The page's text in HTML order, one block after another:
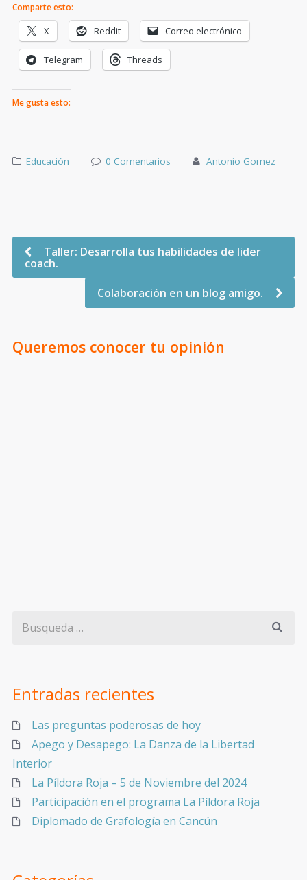
Comparte esto:
X Reddit Correo electrónico
Telegram Threads
Me gusta esto:
Educación 0 Comentarios Antonio Gomez
Taller: Desarrolla tus habilidades de lider
coach.
Colaboración en un blog amigo.
Queremos conocer tu opinión
Entradas recientes
Las preguntas poderosas de hoy
Apego y Desapego: La Danza de la Libertad
Interior
La Píldora Roja – 5 de Noviembre del 2024
Participación en el programa La Píldora Roja
Diplomado de Grafología en Cancún